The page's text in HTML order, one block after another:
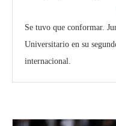
Se tuvo que conformar.
Universitario en su
internacional.